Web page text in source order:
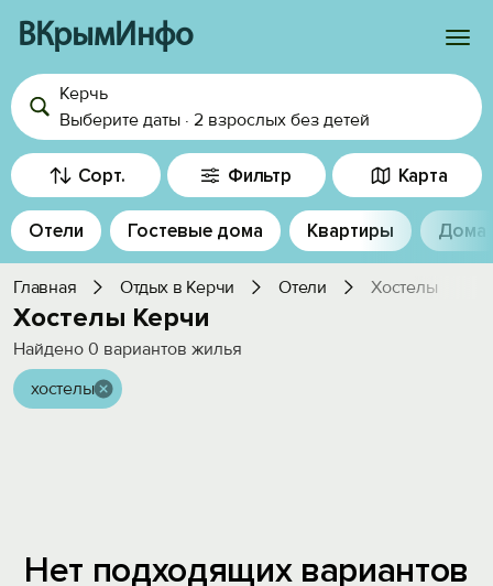
ВКрымИнфо
Войти
Избранное
История просмотра
Добавить свой объект
Керчь
Выберите даты · 2 взрослых без детей
Сорт. Фильтр Карта
Отели Гостевые дома Квартиры Дома
Главная Отдых в Керчи Отели Хостелы
Хостелы Керчи
Найдено 0 вариантов жилья
хостелы
Нет подходящих вариантов